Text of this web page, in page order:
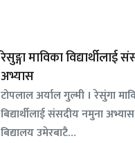
रेसुङ्गा माविका विद्यार्थीलाई
अभ्यास
टोपलाल अर्याल गुल्मी । रेसुंगा
बिद्यार्थीलाई संसदीय नमुना
बिद्यालय उमेरबाटै…